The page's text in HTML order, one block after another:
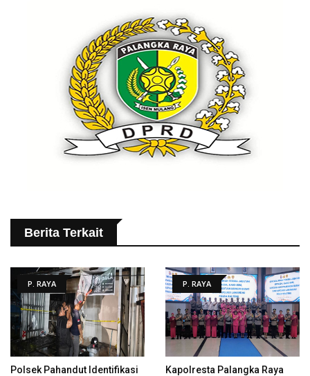
Berita Terkait
P. RAYA
Polsek Pahandut Identifikasi
P. RAYA
Kapolresta Palangka Raya